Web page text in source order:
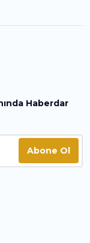
Haberdar
Abone Ol